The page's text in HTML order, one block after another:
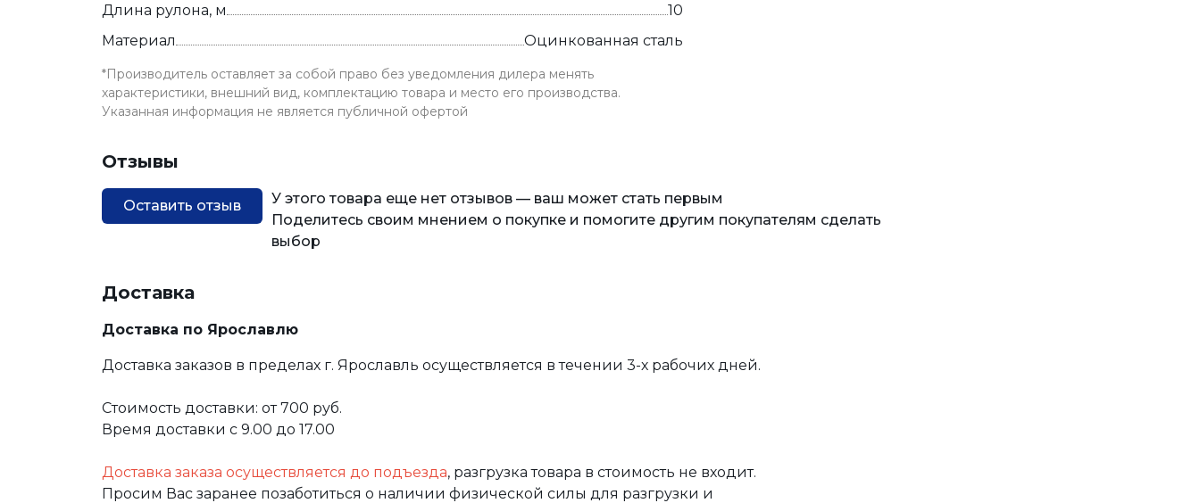
Длина рулона, м
10
Материал
Оцинкованная сталь
*Производитель оставляет за собой право без уведомления дилера менять
характеристики, внешний вид, комплектацию товара и место его производства.
Указанная информация не является публичной офертой
Отзывы
Оставить отзыв
У этого товара еще нет отзывов — ваш может стать первым
Поделитесь своим мнением о покупке и помогите другим покупателям сделать
выбор
Доставка
Доставка по Ярославлю
Доставка заказов в пределах г. Ярославль осуществляется в течении 3-х рабочих дней.
Стоимость доставки: от 700 руб.
Время доставки с 9.00 до 17.00
Доставка заказа осуществляется до подъезда, разгрузка товара в стоимость не входит.
Просим Вас заранее позаботиться о наличии физической силы для разгрузки и